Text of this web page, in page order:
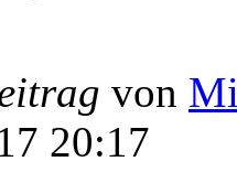
von
20:17